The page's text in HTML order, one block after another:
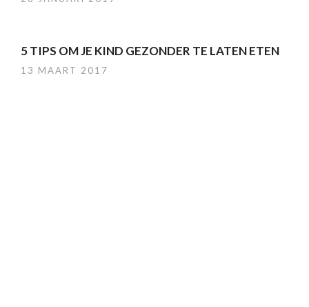
5 TIPS OM JE KIND GEZONDER TE LATEN ETEN
13 MAART 2017